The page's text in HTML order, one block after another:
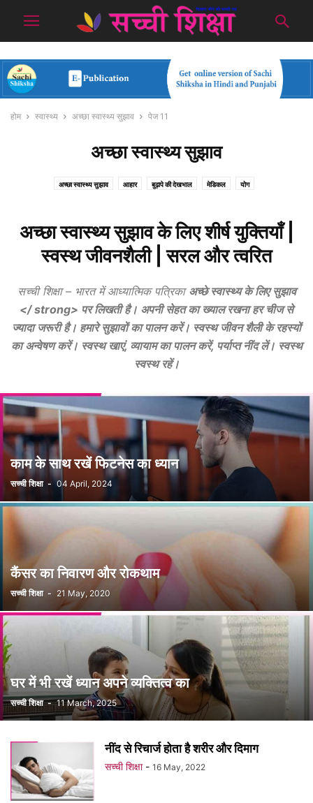
होम स्वास्थ्य अच्छा स्वास्थ्य सुझाव पेज 11
अच्छा स्वास्थ्य सुझाव
अच्छा स्वास्थ्य सुझाव आहार बुढ़ापे की देखभाल मेडिकल योग
अच्छा स्वास्थ्य सुझाव के लिए शीर्ष युक्तियाँ |
स्वस्थ जीवनशैली | सरल और त्वरित
सच्ची शिक्षा – भारत में आध्यात्मिक पत्रिका अच्छे स्वास्थ्य के लिए सुझाव
</ strong> पर लिखती है। अपनी सेहत का ख्याल रखना हर चीज से
ज्यादा जरूरी है। हमारे सुझावों का पालन करें। स्वस्थ जीवन शैली के रहस्यों
का अन्वेषण करें। स्वस्थ खाएं, व्यायाम का पालन करें, पर्याप्त नींद लें। स्वस्थ
स्वस्थ रहें।
काम के साथ रखें फिटनेस का ध्यान
सच्ची शिक्षा - 04 April, 2024
कैंसर का निवारण और रोकथाम
सच्ची शिक्षा - 21 May, 2020
घर में भी रखें ध्यान अपने व्यक्तित्व का
सच्ची शिक्षा - 11 March, 2025
नींद से रिचार्ज होता है शरीर और दिमाग
सच्ची शिक्षा - 16 May, 2022